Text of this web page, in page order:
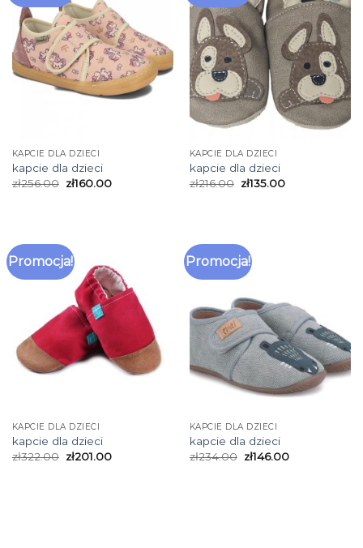
KAPCIE DLA DZIECI
kapcie dla dzieci
zł256.00 zł160.00
KAPCIE DLA DZIECI
kapcie dla dzieci
zł216.00 zł135.00
Promocja!
KAPCIE DLA DZIECI
kapcie dla dzieci
zł322.00 zł201.00
Promocja!
KAPCIE DLA DZIECI
kapcie dla dzieci
zł234.00 zł146.00